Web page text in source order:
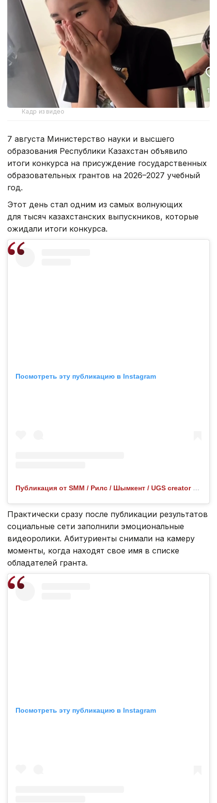
Кадр из видео
7 августа Министерство науки и высшего
образования Республики Казахстан объявило
итоги конкурса на присуждение государственных
образовательных грантов на 2026–2027 учебный
год.
Этот день стал одним из самых волнующих
для тысяч казахстанских выпускников, которые
ожидали итоги конкурса.
Посмотреть эту публикацию в Instagram
Публикация от SMM / Рилс / Шымкент / UGS creator (@nurdanka_askarkyzy)
Практически сразу после публикации результатов
социальные сети заполнили эмоциональные
видеоролики. Абитуриенты снимали на камеру
моменты, когда находят свое имя в списке
обладателей гранта.
Посмотреть эту публикацию в Instagram